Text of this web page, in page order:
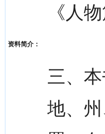
资料简介：
《人
三、
地、